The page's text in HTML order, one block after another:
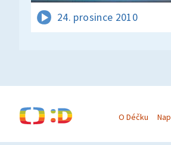
24. prosince 2010
O Déčku